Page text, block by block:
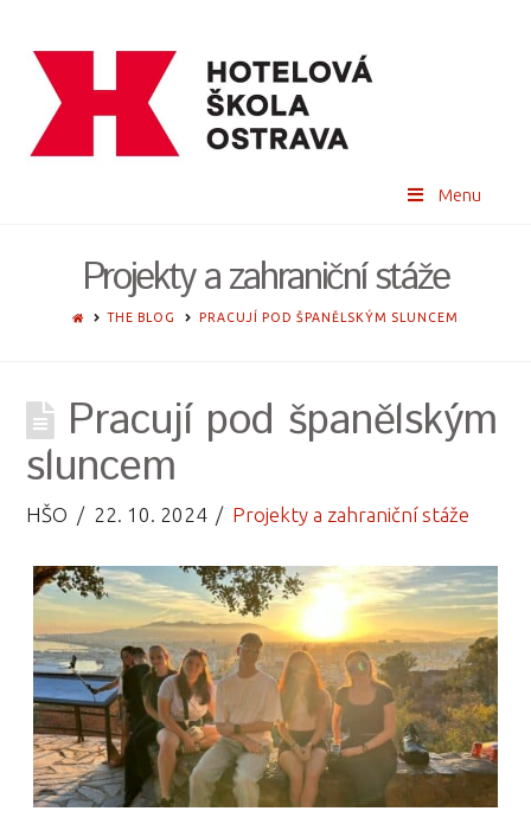
Menu
Projekty a zahraniční stáže
HOMETHE BLOG PRACUJÍ POD ŠPANĚLSKÝM SLUNCEM
Pracují pod španělským
sluncem
HŠO 22. 10. 2024 Projekty a zahraniční stáže